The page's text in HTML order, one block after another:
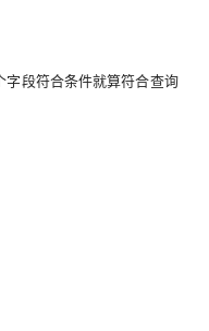
段符合条件就算符合查询